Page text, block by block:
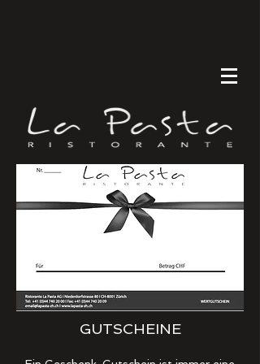
GUTSCHEINE